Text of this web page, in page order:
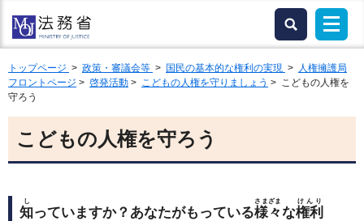
トップページ > 政策・審議会等 > 国民の基本的な権利の実現 > 人権擁護局
フロントページ > 啓発活動 > こどもの人権を守りましょう > こどもの人権を
守ろう
こどもの人権を守ろう
知
し
っていますか？あなたがもっている様々
さまざま
な権利
けんり